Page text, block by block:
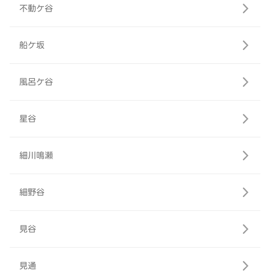
不動ケ谷
船ケ坂
風呂ケ谷
星谷
細川鳴瀬
細野谷
見谷
見通